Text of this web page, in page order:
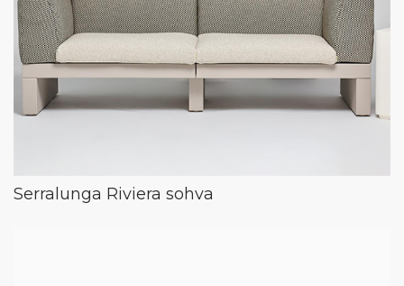
Serralunga Riviera sohva